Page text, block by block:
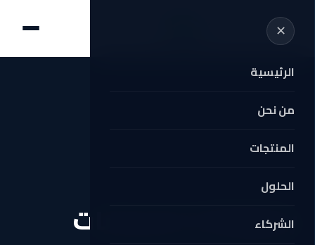
✕
الرئيسية
من نحن
المنتجات
الحلول
الشركاء
Home
›
Category:
Category: الصمامات